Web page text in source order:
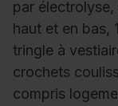
par
haut et en bas,
tringle à
crochets
compris